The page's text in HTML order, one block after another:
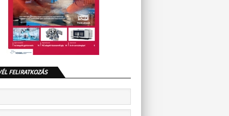
FELIRATKOZÁS